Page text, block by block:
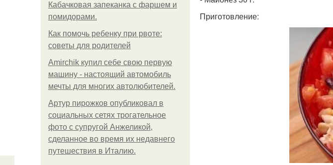
Кабачковая запеканка с фаршем и
помидорами.
Как помочь ребенку при рвоте:
советы для родителей
Amirchik купил себе свою первую
машину - настоящий автомобиль
мечты для многих автолюбителей.
Артур пирожков опубликовал в
социальных сетях трогательное
фото с супругой Анжеликой,
сделанное во время их недавнего
путешествия в Италию.
Приготовление: